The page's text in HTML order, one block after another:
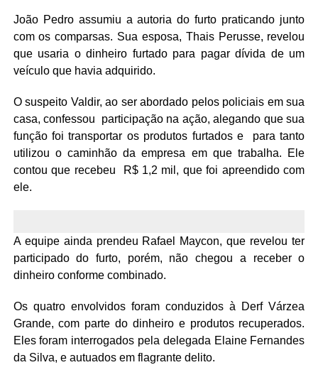
João Pedro assumiu a autoria do furto praticando junto
com os comparsas. Sua esposa, Thais Perusse, revelou
que usaria o dinheiro furtado para pagar dívida de um
veículo que havia adquirido.
O suspeito Valdir, ao ser abordado pelos policiais em sua
casa, confessou participação na ação, alegando que sua
função foi transportar os produtos furtados e para tanto
utilizou o caminhão da empresa em que trabalha. Ele
contou que recebeu R$ 1,2 mil, que foi apreendido com
ele.
A equipe ainda prendeu Rafael Maycon, que revelou ter
participado do furto, porém, não chegou a receber o
dinheiro conforme combinado.
Os quatro envolvidos foram conduzidos à Derf Várzea
Grande, com parte do dinheiro e produtos recuperados.
Eles foram interrogados pela delegada Elaine Fernandes
da Silva, e autuados em flagrante delito.